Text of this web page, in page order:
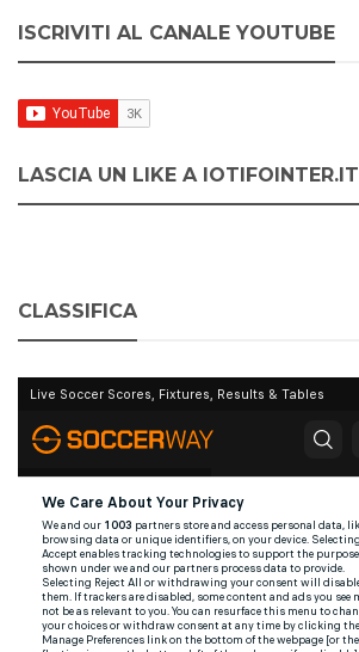
ISCRIVITI AL CANALE YOUTUBE
LASCIA UN LIKE A IOTIFOINTER.IT
CLASSIFICA